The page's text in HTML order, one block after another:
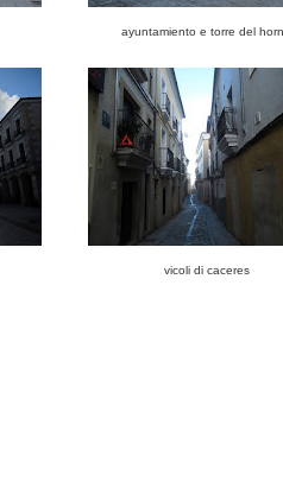
ayuntamiento e torre del
vicoli di caceres